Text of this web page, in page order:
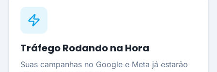
Tráfego Rodando na Hora
Suas campanhas no Google e Meta já estarão